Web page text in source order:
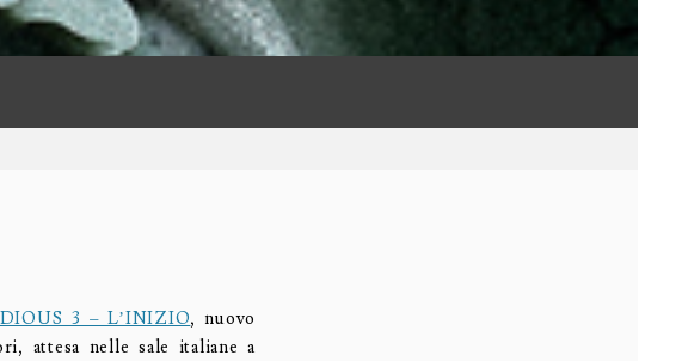
3 – L’INIZIO, nuovo
attesa nelle sale italiane a